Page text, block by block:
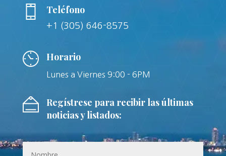
Teléfono
+1 (305) 646-8575
Horario
Lunes a Viernes 9:00 - 6PM
Regístrese para recibir las últimas
noticias y listados: